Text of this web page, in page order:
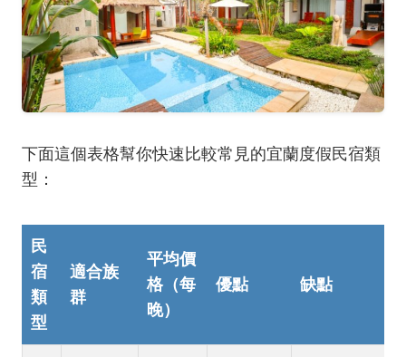
下面這個表格幫你快速比較常見的宜蘭度假民宿類
型：
民
宿
類
型
適合族
群
平均價
格（每
晚）
優點 缺點